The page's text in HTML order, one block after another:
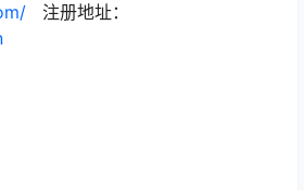
注册地址：